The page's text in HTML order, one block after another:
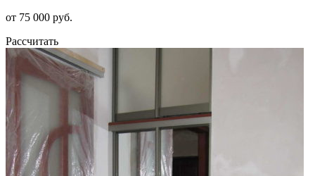
от 75 000 руб.
Рассчитать